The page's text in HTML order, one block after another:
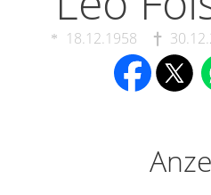
18.12.1958